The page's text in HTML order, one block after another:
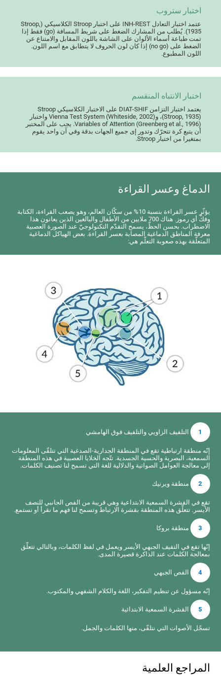
اختبار ستروب
عتمد اختبار التعادل INH-REST على اختبار Stroop الكلاسيكي (Stroop,
1935). يُطلب من المشارك الضغط على شريط المسافة (go) فقط إذا
تمت طباعة أسماء الألوان على الشاشة باللون المقابل والامتناع عن
الضغط على (no go) إذا كان لون الحروف لا يتطابق مع اسم اللون.
اللون المطبوع.
اختبار الانتباه المنقسم
يعتمد اختبار التزامن DIAT-SHIF على الاختبار الكلاسيكي Stroop
(Stroop, 1935)، وVienna Test System (Whiteside, 2002) واختبار
Variables of Attention (Greenberg et al., 1996). يجب على المختبر
أن يتبع كرة تتحرّك وتدور إى جميع الجهات بدقة وفي آن واحد يقوم
بمتغيرا من اختبار Stroop.
الدماغ وعسر القراءة
يؤثّر عسر القراءة بنسبة 10% من سكّان العالم، وهو يصعب القراءة، الكتابة
وفكّ أي رموز. هناك 700 ملايين من الأطفال والبالغين الذين يعانون هذا
الاضطراب. بحسن الحظّ، يسمح التقدّم التكنولوجيّ عند الصورة العصبية
معرفة المناطق الدماغية المصابة بعسر القراءة. بعض الهياكل الدماغية
المتعلّقة بهذه صعوبة التعلّم هي:
1 التلفيف الزاويي والتلفيف فوق الهامشي
إنّه منطقة ارتباطية تقع في المنطقة الجدارية-الصدغية التي تتلقّى المعلومات
السمعية، البصرية والحسية الجسدية. تتّجه الخلايا العصبية في هذه المنطقة
إلى معالجة العوامل الصواتية والدلالية للغة التي تسمح لنا تصنيف الكلمات.
2 منطقة ويرنيك
تقع في القشرة السمعية الابتداعية وهي قريبة من الفص الجانبي للنصف
الأيسر. تتعلّق هذه المنطقة بقشرة الارتباط وتسمح لنا فهم ما نقرأ أو نستمع.
3 منطقة بروكا
إنّها تقع في التفيف الجبهي الأيسر ويعمل في لفظ الكلمات، وبالتالي تتعلّق
بمعالجة الكلمات عند الذاكرة قصيرة المدى.
4 الفص الجبهي
إنّه مسؤول عن تنظيم التفكير، اللغة والكلام الشفهي والمكتوب.
5 القشرة السمعية الابتدائية
تسجّل الأصوات التي نتلقّى، منها الكلمات والجمل.
المراجع العلمية